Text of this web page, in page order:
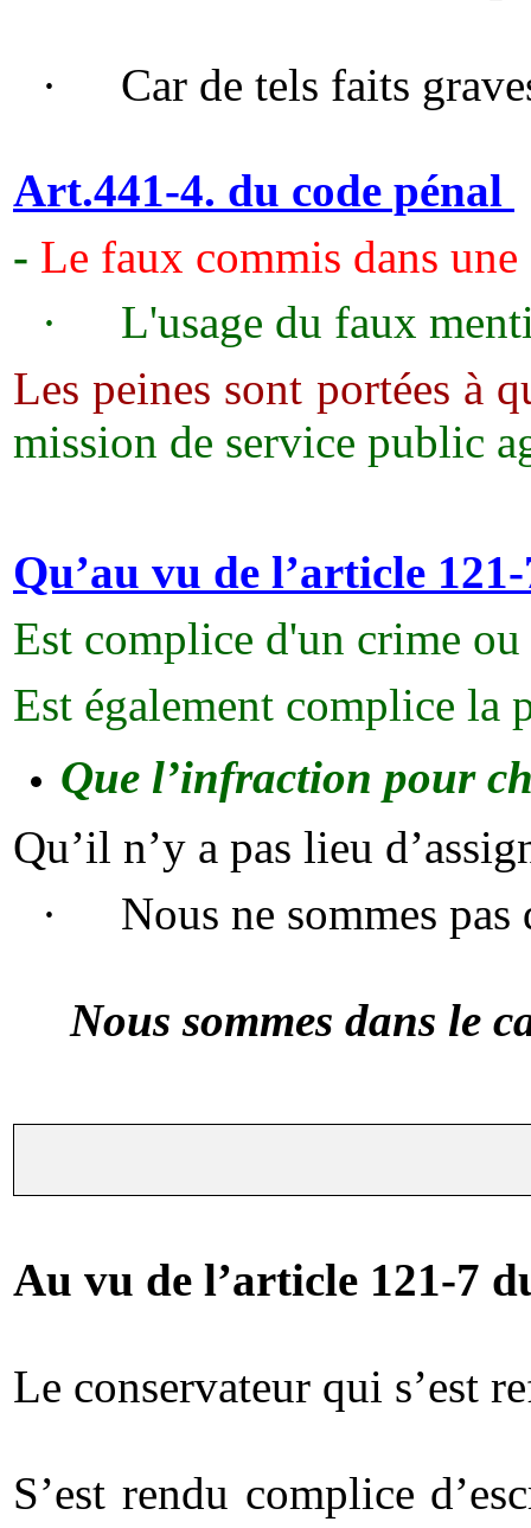
· Car de tels faits
Art.441-4. du code pénal
- Le faux commis dans
·
L'usage du faux
Les peines sont portées à
mission de service public
Qu’au vu de l’article
Est complice d'un crime
Est également complice la
Que l’infraction pour
Qu’il n’y a pas lieu
·
Nous ne sommes
Nous sommes dans le
Au vu de l’article 121-7
Le conservateur qui s’est
S’est rendu complice